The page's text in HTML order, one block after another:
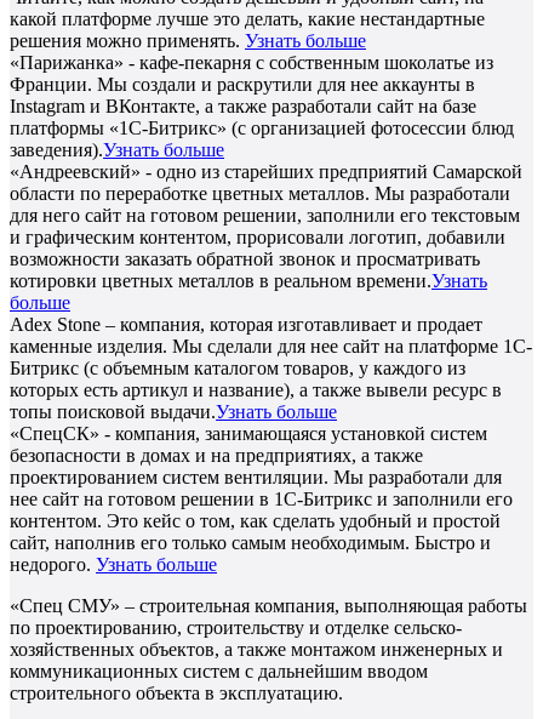
какой платформе лучше это делать, какие нестандартные
решения можно применять. Узнать больше
«Парижанка» - кафе-пекарня с собственным шоколатье из
Франции. Мы создали и раскрутили для нее аккаунты в
Instagram и ВКонтакте, а также разработали сайт на базе
платформы «1С-Битрикс» (с организацией фотосессии блюд
заведения).Узнать больше
«Андреевский» - одно из старейших предприятий Самарской
области по переработке цветных металлов. Мы разработали
для него сайт на готовом решении, заполнили его текстовым
и графическим контентом, прорисовали логотип, добавили
возможности заказать обратной звонок и просматривать
котировки цветных металлов в реальном времени.Узнать
больше
Adex Stone – компания, которая изготавливает и продает
каменные изделия. Мы сделали для нее сайт на платформе 1С-
Битрикс (с объемным каталогом товаров, у каждого из
которых есть артикул и название), а также вывели ресурс в
топы поисковой выдачи.Узнать больше
«СпецСК» - компания, занимающаяся установкой систем
безопасности в домах и на предприятиях, а также
проектированием систем вентиляции. Мы разработали для
нее сайт на готовом решении в 1С-Битрикс и заполнили его
контентом. Это кейс о том, как сделать удобный и простой
сайт, наполнив его только самым необходимым. Быстро и
недорого. Узнать больше
«Спец СМУ» – строительная компания, выполняющая работы
по проектированию, строительству и отделке сельско-
хозяйственных объектов, а также монтажом инженерных и
коммуникационных систем с дальнейшим вводом
строительного объекта в эксплуатацию.